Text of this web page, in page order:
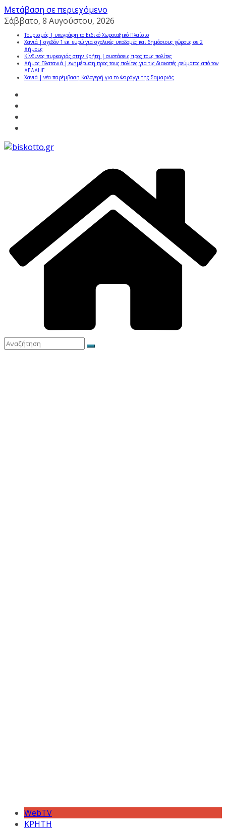
Μετάβαση σε περιεχόμενο
Σάββατο, 8 Αυγούστου, 2026
Τουρισμός | υπεγράφη το Ειδικό Χωροταξικό Πλαίσιο
Χανιά | σχεδόν 1 εκ. ευρώ για σχολικές υποδομές και δημόσιους χώρους σε 2
Δήμους
Κίνδυνος πυρκαγιάς στην Κρήτη | συστάσεις προς τους πολίτες
Δήμος Πλατανιά | ενημέρωση προς τους πολίτες για τις διακοπές ρεύματος από τον
ΔΕΔΔΗΕ
Χανιά | νέα παρέμβαση Καλογερή για το Φαράγγι της Σαμαριάς
WebTV
ΚΡΗΤΗ